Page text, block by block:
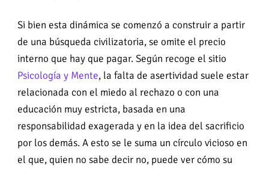
Si bien esta dinámica se comenzó a construir a partir
de una búsqueda civilizatoria, se omite el precio
interno que hay que pagar. Según recoge el sitio
Psicología y Mente, la falta de asertividad suele estar
relacionada con el miedo al rechazo o con una
educación muy estricta, basada en una
responsabilidad exagerada y en la idea del sacrificio
por los demás. A esto se le suma un círculo vicioso en
el que, quien no sabe decir no, puede ver cómo su